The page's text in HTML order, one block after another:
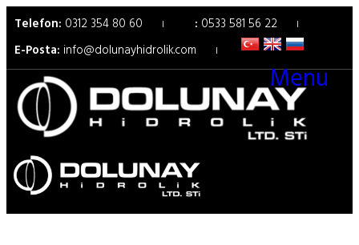
Telefon: 0312 354 80 60 : 0533 581 56 22
E-Posta: info@dolunayhidrolik.com
Menu